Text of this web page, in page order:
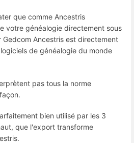
que comme Ancestris
votre généalogie directement sous
Ancestris est directement
de généalogie du monde
pas tous la norme
bien utilisé par les 3
que l'export transforme